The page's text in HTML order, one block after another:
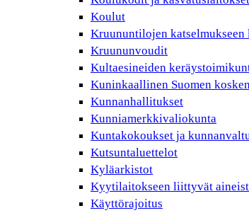
Koulut
Kruununtilojen
Kruununvoudit
Kultaesineiden
Kuninkaallinen Suomen
Kunnanhallitukset
Kunniamerkkivaliokunta
Kuntakokoukset ja
Kutsuntaluettelot
Kyläarkistot
Kyytilaitokseen liittyvät
Käyttörajoitus